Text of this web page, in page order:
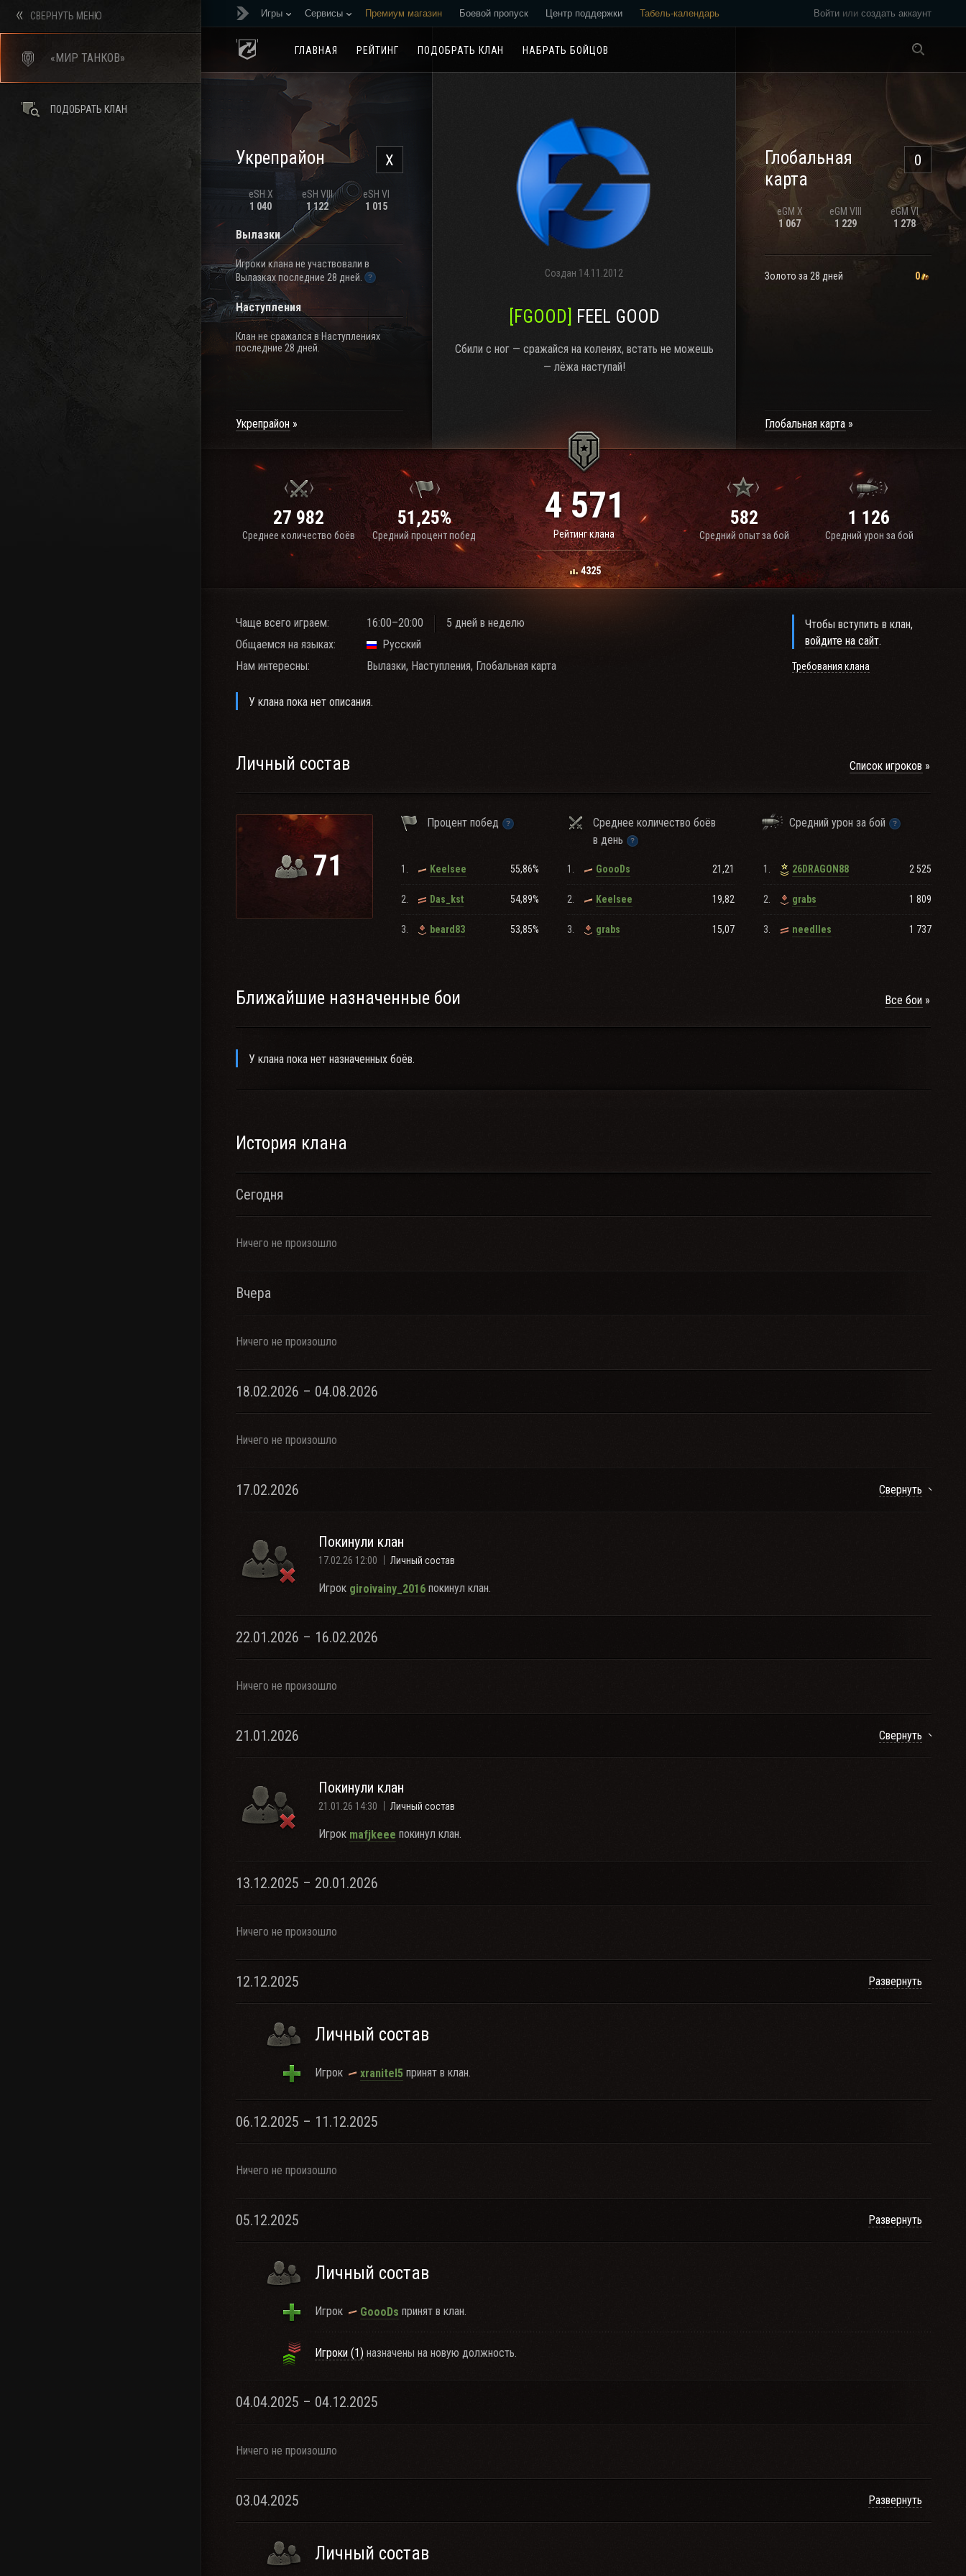
Войти или создать аккаунт
Игры Сервисы Премиум магазин Боевой пропуск Центр поддержки Табель-календарь
ГЛАВНАЯ РЕЙТИНГ ПОДОБРАТЬ КЛАН НАБРАТЬ БОЙЦОВ
X
Укрепрайон
eSH X
1 040
eSH VIII
1 122
eSH VI
1 015
Вылазки
Игроки клана не участвовали в
Вылазках последние 28 дней.
Наступления
Клан не сражался в Наступлениях
последние 28 дней.
Укрепрайон
Создан 14.11.2012
[FGOOD] FEEL GOOD
Сбили с ног — сражайся на коленях, встать не можешь
— лёжа наступай!
0
Глобальная
карта
eGM X
1 067
eGM VIII
1 229
eGM VI
1 278
Золото за 28 дней 0
Глобальная карта
27 982
Среднее количество боёв
51,25%
Средний процент побед
4 571
Рейтинг клана
4325
582
Средний опыт за бой
1 126
Средний урон за бой
Чаще всего играем: 16:00–20:00
5 дней в неделю
Общаемся на языках:
Русский
Нам интересны:
Вылазки, Наступления, Глобальная карта
У клана пока нет описания.
Чтобы вступить в клан,
войдите на сайт.
Требования клана
Личный состав Список игроков
71
Процент побед
Среднее количество боёв
в день
Средний урон за бой
1. Keelsee 55,86%
2. Das_kst 54,89%
3. beard83 53,85%
1. GoooDs 21,21
2. Keelsee 19,82
3. grabs 15,07
1. 26DRAGON88 2 525
2. grabs 1 809
3. needlles 1 737
Ближайшие назначенные бои Все бои
У клана пока нет назначенных боёв.
История клана
Сегодня
Ничего не произошло
Вчера
Ничего не произошло
18.02.2026 – 04.08.2026
Ничего не произошло
17.02.2026 Свернуть
Покинули клан
17.02.26 12:00 Личный состав
Игрок giroivainy_2016 покинул клан.
22.01.2026 – 16.02.2026
Ничего не произошло
21.01.2026 Свернуть
Покинули клан
21.01.26 14:30 Личный состав
Игрок mafjkeee покинул клан.
13.12.2025 – 20.01.2026
Ничего не произошло
12.12.2025 Развернуть
Личный состав
Игрок xranitel5 принят в клан.
06.12.2025 – 11.12.2025
Ничего не произошло
05.12.2025 Развернуть
Личный состав
Игрок GoooDs принят в клан.
Игроки (1) назначены на новую должность.
04.04.2025 – 04.12.2025
Ничего не произошло
03.04.2025 Развернуть
Личный состав
СВЕРНУТЬ МЕНЮ
«МИР ТАНКОВ»
ПОДОБРАТЬ КЛАН